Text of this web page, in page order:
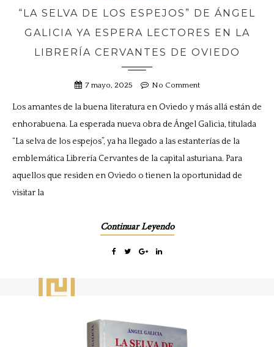
“LA SELVA DE LOS ESPEJOS” DE ÁNGEL
GALICIA YA ESPERA LECTORES EN LA
LIBRERÍA CERVANTES DE OVIEDO
7 mayo, 2025 No Comment
Los amantes de la buena literatura en Oviedo y más allá están de
enhorabuena. La esperada nueva obra de Ángel Galicia, titulada
“La selva de los espejos”, ya ha llegado a las estanterías de la
emblemática Librería Cervantes de la capital asturiana. Para
aquellos que residen en Oviedo o tienen la oportunidad de
visitar la
Continuar Leyendo